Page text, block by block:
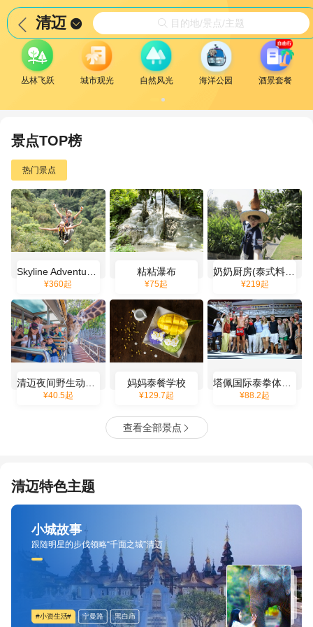
 清迈   目的地/景点/主题
丛林飞跃 城市观光 自然风光 海洋公园 酒景套餐
景点TOP榜
热门景点
Skyline Adventure 清迈丛林飞跃
¥360起
粘粘瀑布
¥75起
奶奶厨房(泰式料理烹饪厨艺学校)
¥219起
¥40.5起
妈妈泰餐学校
¥129.7起 ¥88.2起
查看全部景点 
清迈特色主题
小城故事
跟随明星的步伐领略“千面之城”清迈
#小资生活# 宁曼路 黑白庙